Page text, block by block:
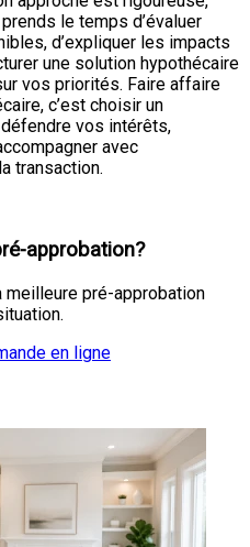
le temps d’évaluer
d’expliquer les impacts
une solution hypothécaire
vos priorités. Faire affaire
c’est choisir un
vos intérêts,
avec
transaction.
approbation?
pré-approbation
en ligne